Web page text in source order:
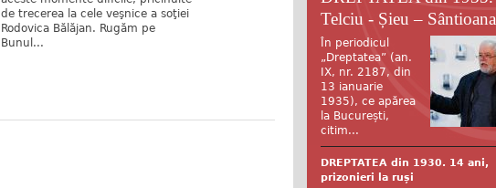
de trecerea la cele veşnice a soţiei
Rodovica Bălăjan. Rugăm pe
Bunul...
Telciu - Șieu – Sântioana
În periodicul
„Dreptatea” (an.
IX, nr. 2187, din
13 ianuarie
1935), ce apărea
la București,
citim...
DREPTATEA din 1930. 14 ani,
prizonieri la ruși